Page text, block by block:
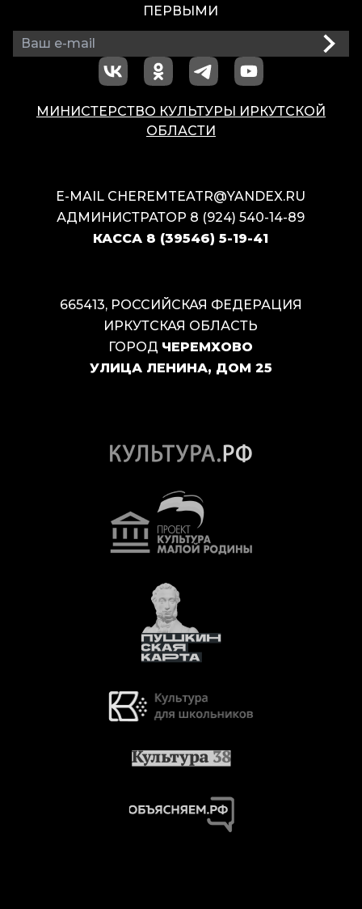
665413, РОССИЙСКАЯ ФЕДЕРАЦИЯ
ИРКУТСКАЯ ОБЛАСТЬ
ГОРОД ЧЕРЕМХОВО
УЛИЦА ЛЕНИНА, ДОМ 25
ПЕРВЫМИ
МИНИСТЕРСТВО КУЛЬТУРЫ ИРКУТСКОЙ
ОБЛАСТИ
E-MAIL CHEREMTEATR@YANDEX.RU
АДМИНИСТРАТОР 8 (924) 540-14-89
КАССА 8 (39546) 5-19-41